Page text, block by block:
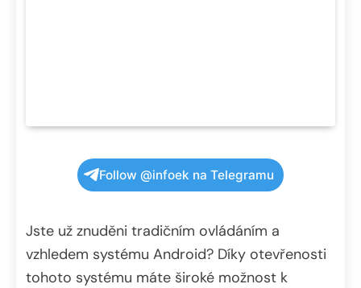
Follow @infoek na Telegramu
Jste už znuděni tradičním ovládáním a
vzhledem systému Android? Díky otevřenosti
tohoto systému máte široké možnost k